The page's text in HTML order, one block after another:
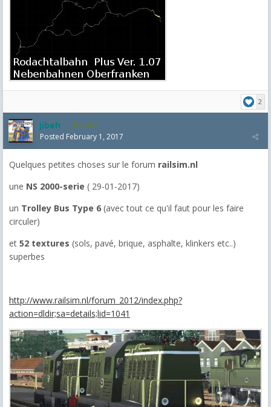
2
jibeh 5,469
Posted February 1, 2017
Quelques petites choses sur le forum railsim.nl
une NS 2000-serie ( 29-01-2017)
un Trolley Bus Type 6 (avec tout ce qu'il faut pour les faire
circuler)
et 52 textures (sols, pavé, brique, asphalte, klinkers etc..)
superbes
http://www.railsim.nl/forum_2012/index.php?
action=dldir;sa=details;lid=1041